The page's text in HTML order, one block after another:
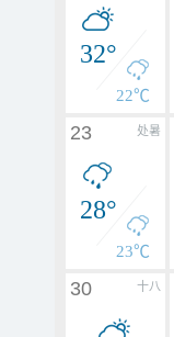
32°
22℃
处暑
23
28°
23℃
十八
30